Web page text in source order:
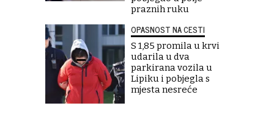
praznih ruku
OPASNOST NA CESTI
S 1,85 promila u krvi
udarila u dva
parkirana vozila u
Lipiku i pobjegla s
mjesta nesreće